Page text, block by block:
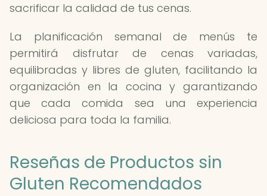
sacrificar la calidad de tus cenas.
La planificación semanal de menús te
permitirá disfrutar de cenas variadas,
equilibradas y libres de gluten, facilitando la
organización en la cocina y garantizando
que cada comida sea una experiencia
deliciosa para toda la familia.
Reseñas de Productos sin
Gluten Recomendados